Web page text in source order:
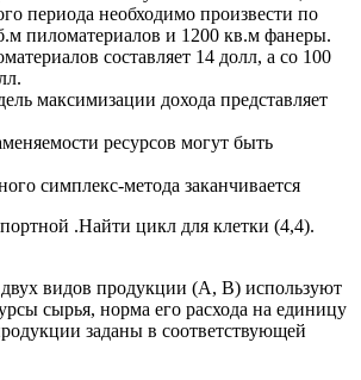
периода необходимо произвести по
пиломатериалов и 1200 кв.м фанеры.
составляет 14 долл, а со 100
максимизации дохода представляет
ресурсов могут быть
симплекс-метода заканчивается
.Найти цикл для клетки (4,4).
видов продукции (А, В) используют
сырья, норма его расхода на единицу
заданы в соответствующей